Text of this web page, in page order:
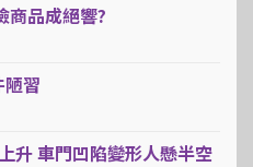
商品成絕響?
習
升 車門凹陷變形人懸半空